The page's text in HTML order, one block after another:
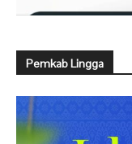
Pemkab Lingga